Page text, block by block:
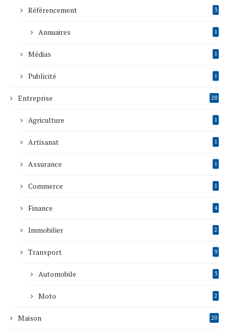
Référencement 3
Annuaires 1
Médias 1
Publicité 1
Entreprise 28
Agriculture 1
Artisanat 1
Assurance 1
Commerce 1
Finance 4
Immobilier 2
Transport 9
Automobile 3
Moto 2
Maison 20